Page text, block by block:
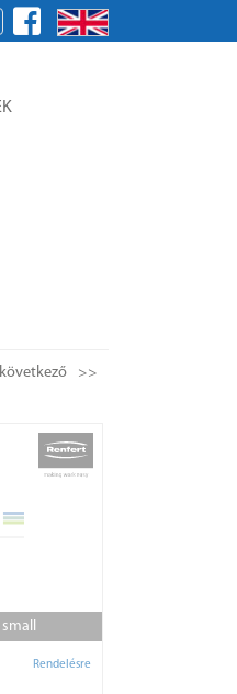
kérjük,
következő >>
Rendelésre